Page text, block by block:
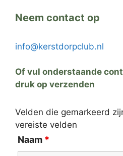
Neem contact op
info@kerstdorpclub.nl
Of vul onderstaande
druk op verzenden
Velden die gemarkeerd
vereiste velden
Naam *